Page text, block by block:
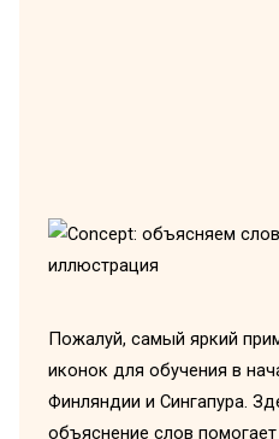
Пожалуй, самый яркий
иконок для обучения в
Финляндии и Сингапура.
объяснение слов